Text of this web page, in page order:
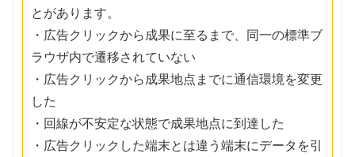
とがあります。
・広告クリックから成果に至るまで、同一の標準ブ
ラウザ内で遷移されていない
・広告クリックから成果地点までに通信環境を変更
した
・回線が不安定な状態で成果地点に到達した
・広告クリックした端末とは違う端末にデータを引